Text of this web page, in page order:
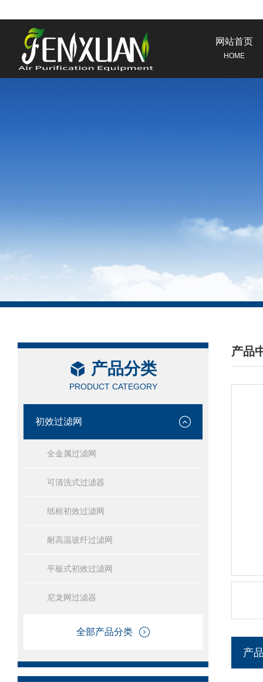
网站首页
HOME
产品分类
PRODUCT CATEGORY
初效过滤网
全金属过滤网
可清洗式过滤器
纸框初效过滤网
耐高温玻纤过滤网
平板式初效过滤网
尼龙网过滤器
全部产品分类
产品
/
产